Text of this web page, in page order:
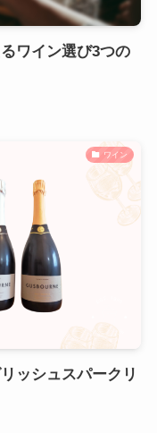
ワイン選び3つの
ワイン
ッシュスパークリ